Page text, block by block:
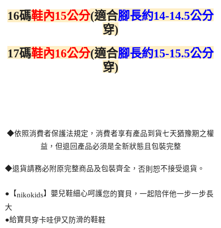
16碼鞋內15公分(適合腳長約14-14.5公分
穿)
17碼鞋內16公分(適合腳長約15-15.5公分
穿)
◆依照消費者保護法規定，消費者享有 產品到貨七天猶豫期之權
益，但退回 產品必須是全新狀態且包裝完整
◆退貨請務必附原完整商品及包裝齊全， 否則恕不接受退貨。
●【nikokids】嬰兒鞋細心呵護您的寶貝，一起陪伴他一步一步長
大
●給寶貝穿卡哇伊又防滑的鞋鞋